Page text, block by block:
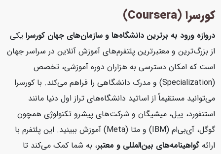
کورسرا (Coursera)
دروازه ورود به برترین دانشگاه‌ها و سازمان‌های جهان کورسرایکی
از بزرگ‌ترین و معتبرترین پلتفرم‌های آموزش آنلاین در سراسر جهان
است که امکان دسترسی به هزاران دوره آموزشی، تخصص
(Specialization) و مدرک دانشگاهی را فراهم می‌کند. با کورسرا
می‌توانید مستقیماً از اساتید دانشگاه‌های تراز اول دنیا مانند
استنفورد، ییل، میشیگان و شرکت‌های پیشرو تکنولوژی همچون
گوگل، آی‌بی‌ام (IBM) و متا (Meta) آموزش ببینید. این پلتفرم با
ارائهگواهینامه‌های بین‌المللی و معتبر، به شما کمک می‌کند تا